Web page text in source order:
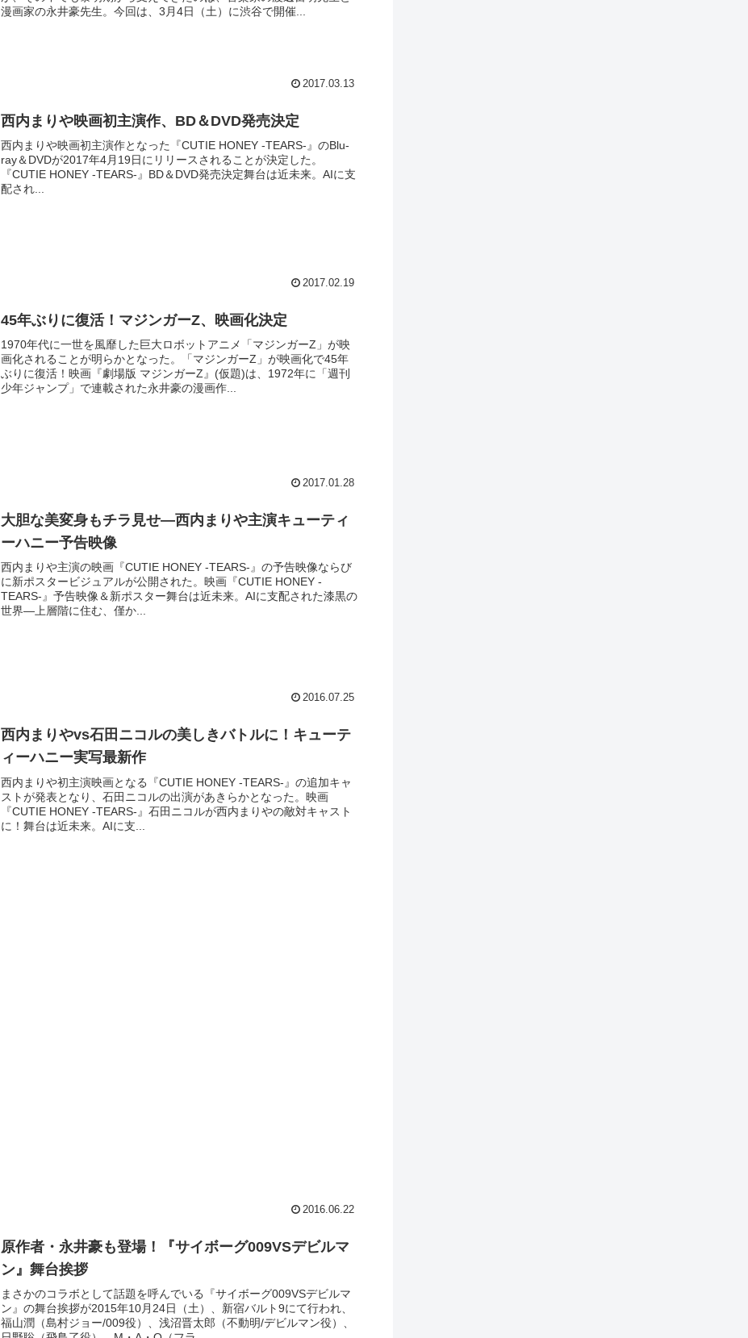
漫画家の永井豪先生。今回は、3月4日（土）に渋谷で開催...
2017.03.13
西内まりや映画初主演作、BD＆DVD発売決定
西内まりや映画初主演作となった『CUTIE HONEY -TEARS-』のBlu-
ray＆DVDが2017年4月19日にリリースされることが決定した。
『CUTIE HONEY -TEARS-』BD＆DVD発売決定舞台は近未来。AIに支
配され...
2017.02.19
45年ぶりに復活！マジンガーZ、映画化決定
1970年代に一世を風靡した巨大ロボットアニメ「マジンガーZ」が映
画化されることが明らかとなった。「マジンガーZ」が映画化で45年
ぶりに復活！映画『劇場版 マジンガーZ』(仮題)は、1972年に「週刊
少年ジャンプ」で連載された永井豪の漫画作...
2017.01.28
大胆な美変身もチラ見せ―西内まりや主演キューティ
ーハニー予告映像
西内まりや主演の映画『CUTIE HONEY -TEARS-』の予告映像ならび
に新ポスタービジュアルが公開された。映画『CUTIE HONEY -
TEARS-』予告映像＆新ポスター舞台は近未来。AIに支配された漆黒の
世界―上層階に住む、僅か...
2016.07.25
西内まりやvs石田ニコルの美しきバトルに！キューテ
ィーハニー実写最新作
西内まりや初主演映画となる『CUTIE HONEY -TEARS-』の追加キャ
ストが発表となり、石田ニコルの出演があきらかとなった。映画
『CUTIE HONEY -TEARS-』石田ニコルが西内まりやの敵対キャスト
に！舞台は近未来。AIに支...
2016.06.22
原作者・永井豪も登場！『サイボーグ009VSデビルマ
ン』舞台挨拶
まさかのコラボとして話題を呼んでいる『サイボーグ009VSデビルマ
ン』の舞台挨拶が2015年10月24日（土）、新宿バルト9にて行われ、
福山潤（島村ジョー/009役）、浅沼晋太郎（不動明/デビルマン役）、